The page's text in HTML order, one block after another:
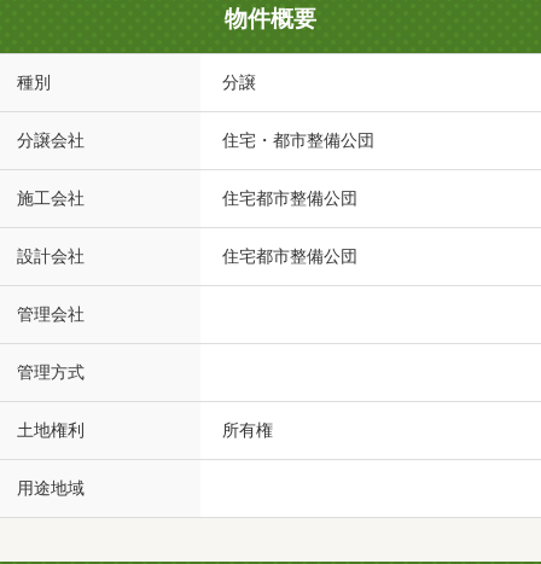
物件概要
種別 分譲
分譲会社 住宅・都市整備公団
施工会社 住宅都市整備公団
設計会社 住宅都市整備公団
管理会社
管理方式
土地権利 所有権
用途地域